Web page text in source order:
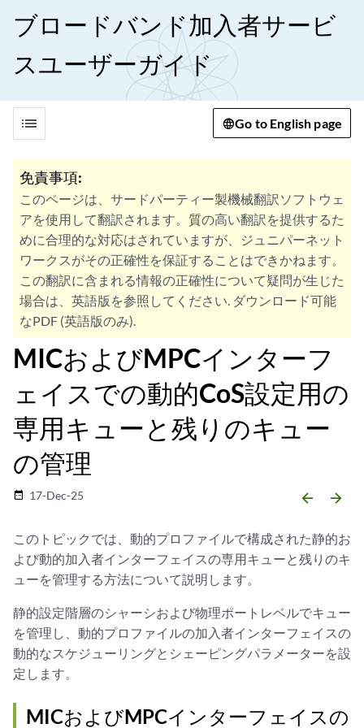
ブロードバンド加入者サービ
スユーザーガイド
list Go to English page
免責事項:
このページは、サードパーティー製機械翻訳ソフトウェ
アを使用して翻訳されます。質の高い翻訳を提供するた
めに合理的な対応はされていますが、ジュニパーネット
ワークスがその正確性を保証することはできかねます。
この翻訳に含まれる情報の正確性について疑問が生じた
場合は、英語版を参照してください. ダウンロード可能
なPDF (英語版のみ).
MICおよびMPCインターフ
ェイスでの動的CoS設定用の
専用キューと残りのキュー
の管理
date_range 17-Dec-25 arrow_backward arrow_forward
このトピックでは、動的プロファイルで構成された静的お
よび動的加入者インターフェイスの専用キューと残りのキ
ューを管理する方法について説明します。
静的設定階層のシャーシおよび物理ポートレベルでキュー
を管理し、動的プロファイルの加入者インターフェイスの
動的なスケジューリングとシェーピングパラメーターを設
定します。
MICおよびMPCインターフェイスの